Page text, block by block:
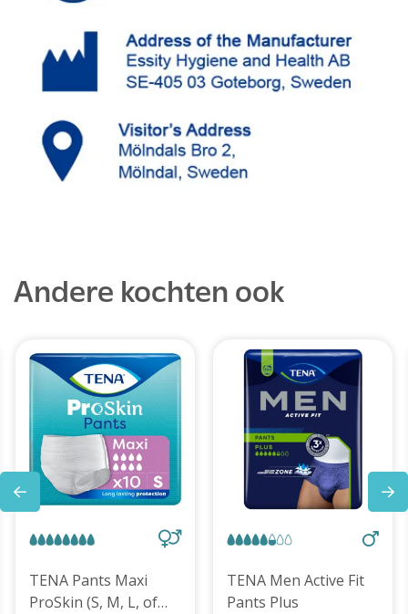
Andere kochten ook
TENA Pants Maxi
ProSkin (S, M, L, of
TENA Men Active Fit
Pants Plus